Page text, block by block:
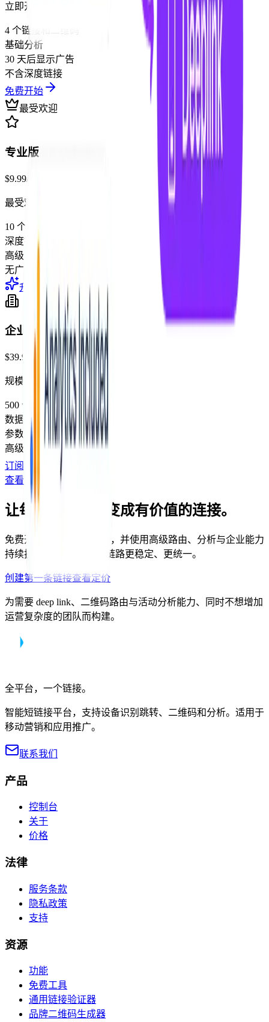
立即开始
4 个链接和二维码
基础分析
30 天后显示广告
不含深度链接
免费开始
最受欢迎
专业版
$9.99/
最受欢迎
10 个链接和二维码
深度链接
高级分析
无广告
升级到专业版
企业版
$39.99 月
规模增长
500 个链接和二维码
数据导出
参数透传
高级分析
订阅企业版
查看详细定价
让每一次点击都变成有价值的连接。
免费开始，邀请团队协作，并使用高级路由、分析与企业能力
持续扩展。Appy 让增长链路更稳定、更统一。
创建第一条链接查看定价
为需要 deep link、二维码路由与活动分析能力、同时不想增加
运营复杂度的团队而构建。
全平台，一个链接。
智能短链接平台，支持设备识别跳转、二维码和分析。适用于
移动营销和应用推广。
联系我们
产品
控制台
关于
价格
法律
服务条款
隐私政策
支持
资源
功能
免费工具
通用链接验证器
品牌二维码生成器